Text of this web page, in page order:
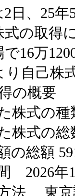
日、25年
の取得
16万
り自己株
の概要
た株式の
た株式の
の総額
2026年
方法 東